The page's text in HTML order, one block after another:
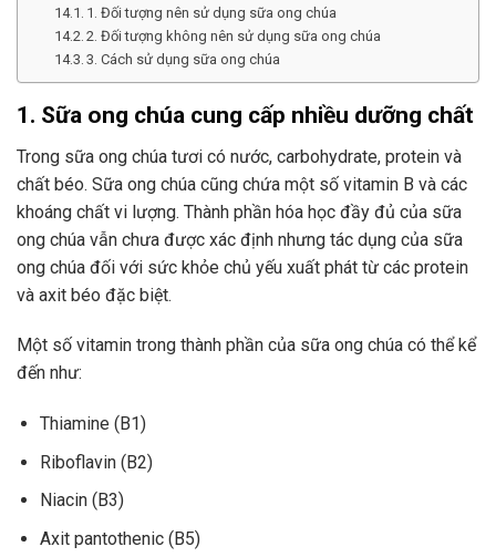
1. Đối tượng nên sử dụng sữa ong chúa
2. Đối tượng không nên sử dụng sữa ong chúa
3. Cách sử dụng sữa ong chúa
1. Sữa ong chúa cung cấp nhiều dưỡng chất
Trong sữa ong chúa tươi có nước, carbohydrate, protein và
chất béo. Sữa ong chúa cũng chứa một số vitamin B và các
khoáng chất vi lượng. Thành phần hóa học đầy đủ của sữa
ong chúa vẫn chưa được xác định nhưng tác dụng của sữa
ong chúa đối với sức khỏe chủ yếu xuất phát từ các protein
và axit béo đặc biệt.
Một số vitamin trong thành phần của sữa ong chúa có thể kể
đến như:
Thiamine (B1)
Riboflavin (B2)
Niacin (B3)
Axit pantothenic (B5)